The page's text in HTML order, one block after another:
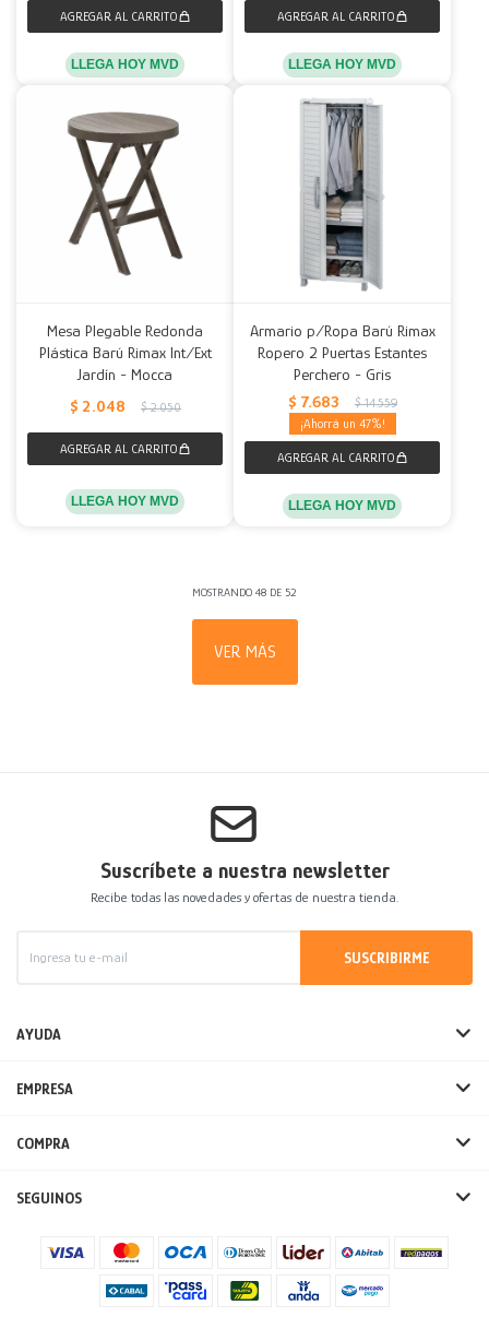
LLEGA HOY MVD LLEGA HOY MVD
Mesa Plegable Redonda
Plástica Barú Rimax Int/Ext
Jardín - Mocca
$ 2.048 $ 2.050
LLEGA HOY MVD
Armario p/Ropa Barú Rimax
Ropero 2 Puertas Estantes
Perchero - Gris
$ 7.683 $ 14.559
47
LLEGA HOY MVD
MOSTRANDO 48 DE 52
VER MÁS
Suscríbete a nuestra newsletter
Recibe todas las novedades y ofertas de nuestra tienda.
SUSCRIBIRME
AYUDA
EMPRESA
COMPRA
SEGUINOS